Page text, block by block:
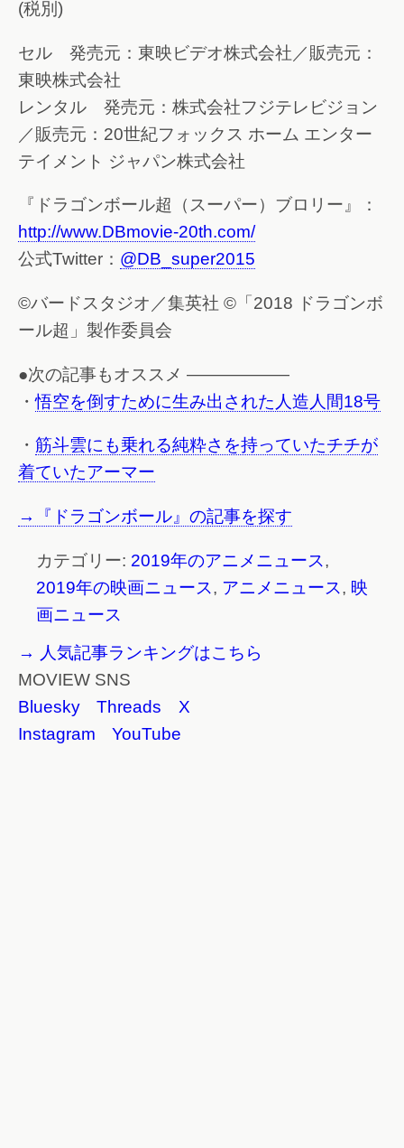
(税別)
セル 発売元：東映ビデオ株式会社／販売元：
東映株式会社
レンタル 発売元：株式会社フジテレビジョン
／販売元：20世紀フォックス ホーム エンター
テイメント ジャパン株式会社
『ドラゴンボール超（スーパー）ブロリー』：
http://www.DBmovie-20th.com/
公式Twitter： @DB_super2015
©バードスタジオ／集英社 ©「2018 ドラゴンボ
ール超」製作委員会
●次の記事もオススメ ——————
・悟空を倒すために生み出された人造人間18号
・ 筋斗雲にも乗れる純粋さを持っていたチチが
着ていたアーマー
→『ドラゴンボール』の記事を探す
カテゴリー: 2019年のアニメニュース,
2019年の映画ニュース, アニメニュース, 映
画ニュース
→ 人気記事ランキングはこちら
MOVIEW SNS
Bluesky
Threads
X
Instagram
YouTube